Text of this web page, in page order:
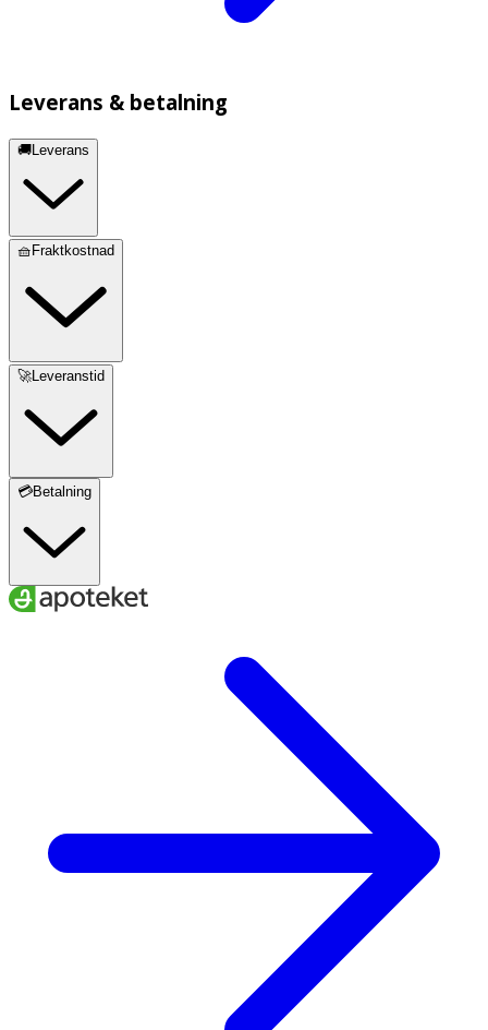
Leverans & betalning
🚚Leverans
🧺Fraktkostnad
🚀Leveranstid
💳Betalning